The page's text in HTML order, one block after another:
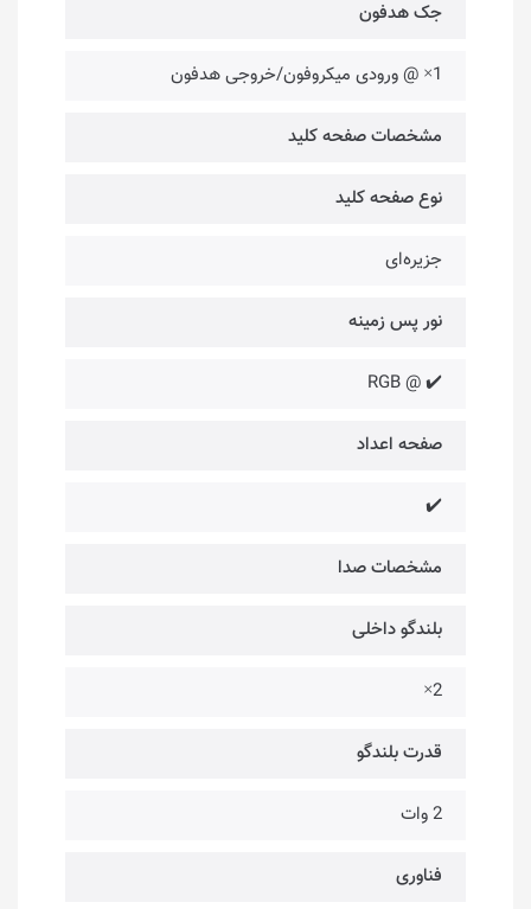
جک هدفون
1× @ ورودی میکروفون/خروجی هدفون
مشخصات صفحه کلید
نوع صفحه کلید
جزیره‌ای
نور پس زمینه
✔️ @ RGB
صفحه اعداد
✔️
مشخصات صدا
بلندگو داخلی
2×
قدرت بلندگو
2 وات
فناوری‌